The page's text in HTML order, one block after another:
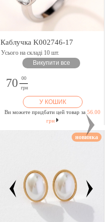
Каблучка K002746-17
Усього на складі 10 шт.
Викупити все
70
00
грн
У КОШИК
Ви можете придбати цей товар за 56.00
грн
новинка